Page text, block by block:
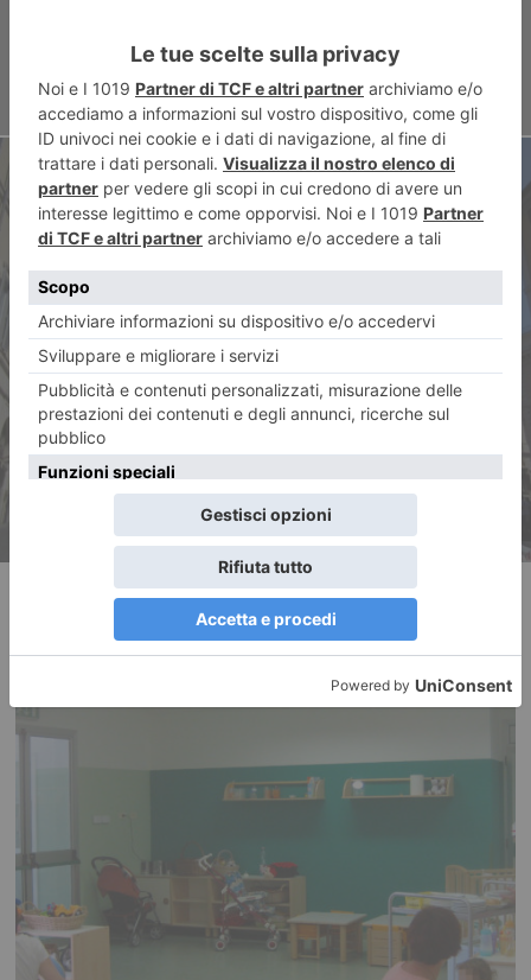
Se i partiti la buttano in
caciara
RECENTI: